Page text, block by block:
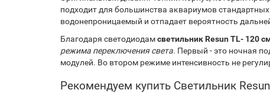
подходит для большинства аквариумов
водонепроницаемый и отпадает вероятность
Благодаря светодиодамсветильник Resun TL- 120
режима переключения света. Первый - это ночная
модулей. Во втором режиме интенсивность не
Рекомендуем купить Светильник